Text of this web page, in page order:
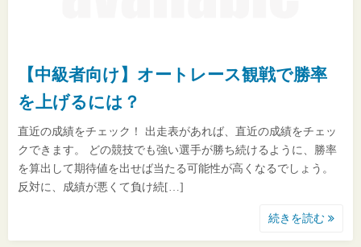
【中級者向け】オートレース観戦で勝率
を上げるには？
直近の成績をチェック！ 出走表があれば、直近の成績をチェッ
クできます。 どの競技でも強い選手が勝ち続けるように、勝率
を算出して期待値を出せば当たる可能性が高くなるでしょう。
反対に、成績が悪くて負け続[…]
続きを読む